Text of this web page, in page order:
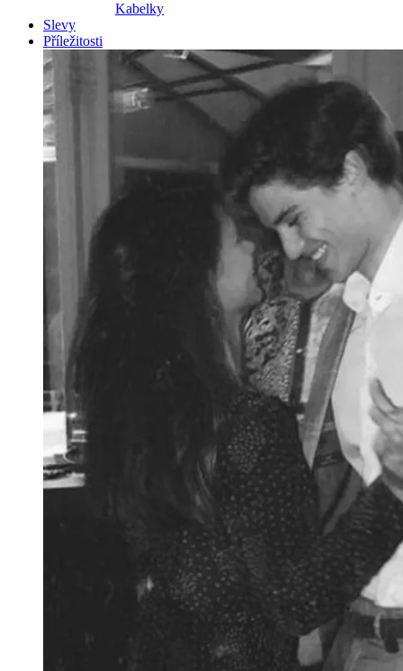
Kabelky
Slevy
Příležitosti